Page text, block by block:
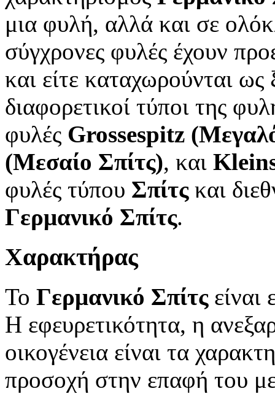
μια φυλή, αλλά και σε
σύγχρονες φυλές έχουν
και είτε καταχωρούνται ως
διαφορετικοί τύποι της
φυλές Grossespitz
(Μεσαίο Σπίτς), και
φυλές τύπου Σπίτςκαι
Γερμανικό Σπίτς.
Χαρακτήρας
Το Γερμανικό Σπίτςείναι
Η εφευρετικότητα, η
οικογένεια είναι τα
προσοχή στην επαφή του